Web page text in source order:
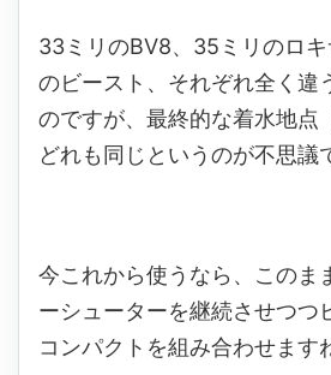
33ミリのBV8、35ミリのロ
のビースト、それぞれ全く違
のですが、最終的な着水地点
どれも同じというのが不思議
今これから使うなら、このま
ーシューターを継続させつつ
コンパクトを組み合わせます